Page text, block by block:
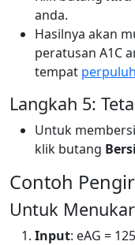
anda.
Hasilnya akan
peratusan A1C
tempat
Langkah 5:
Untuk
klik butang
Contoh
Untuk
Input: eAG =